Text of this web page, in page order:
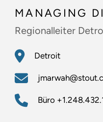
MANAGING
Regionalleiter
Detroit
Büro